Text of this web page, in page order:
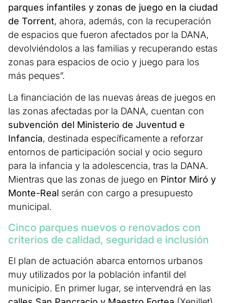
parques infantiles y zonas de juego en la ciudad
de Torrent, ahora, además, con la recuperación
de espacios que fueron afectados por la DANA,
devolviéndolos a las familias y recuperando estas
zonas para espacios de ocio y juego para los
más peques”.
La financiación de las nuevas áreas de juegos en
las zonas afectadas por la DANA, cuentan con
subvención del Ministerio de Juventud e
Infancia, destinada específicamente a reforzar
entornos de participación social y ocio seguro
para la infancia y la adolescencia, tras la DANA.
Mientras que las zonas de juego en Pintor Miró y
Monte-Real serán con cargo a presupuesto
municipal.
Cinco parques nuevos o renovados con
criterios de calidad, seguridad e inclusión
El plan de actuación abarca entornos urbanos
muy utilizados por la población infantil del
municipio. En primer lugar, se intervendrá en las